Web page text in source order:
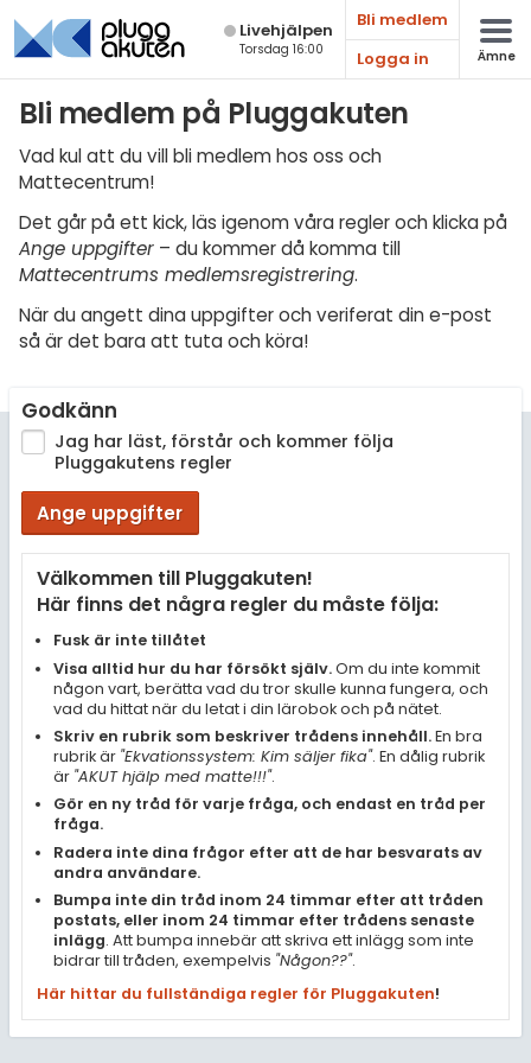
Live­hjälpen
Torsdag 16:00
Bli medlem
Logga in
Ämne
Bli medlem på Pluggakuten
Vad kul att du vill bli medlem hos oss och
Mattecentrum!
Det går på ett kick, läs igenom våra regler och klicka på
Ange uppgifter – du kommer då komma till
Mattecentrums medlemsregistrering.
När du angett dina uppgifter och veriferat din e-post
så är det bara att tuta och köra!
Godkänn
Jag har läst, förstår och kommer följa
Pluggakutens regler
Ange uppgifter
Välkommen till Pluggakuten!
Här finns det några regler du måste följa:
Fusk är inte tillåtet
Visa alltid hur du har försökt själv.Om du inte kommit
någon vart, berätta vad du tror skulle kunna fungera, och
vad du hittat när du letat i din lärobok och på nätet.
Skriv en rubrik som beskriver trådens innehåll.En bra
rubrik är "Ekvationssystem: Kim säljer fika". En dålig rubrik
är "AKUT hjälp med matte!!!".
Gör en ny tråd för varje fråga, och endast en tråd per
fråga.
Radera inte dina frågor efter att de har besvarats av
andra användare.
Bumpa inte din tråd inom 24 timmar efter att tråden
postats, eller inom 24 timmar efter trådens senaste
inlägg. Att bumpa innebär att skriva ett inlägg som inte
bidrar till tråden, exempelvis "Någon??".
Här hittar du fullständiga regler för Pluggakuten!
Matematik
Fysik
Biologi
Teknik & Bygg
Programmering
Engelska
Ekonomi
Övriga diskussioner
Livehjälpen
Regler
För lärare
3 inloggade
Om Pluggakuten